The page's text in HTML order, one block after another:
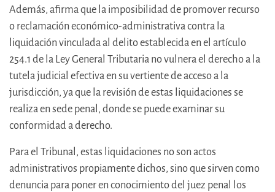
Además, afirma que la imposibilidad de promover recurso
o reclamación económico-administrativa contra la
liquidación vinculada al delito establecida en el artículo
254.1 de la Ley General Tributaria no vulnera el derecho a la
tutela judicial efectiva en su vertiente de acceso a la
jurisdicción, ya que la revisión de estas liquidaciones se
realiza en sede penal, donde se puede examinar su
conformidad a derecho.
Para el Tribunal, estas liquidaciones no son actos
administrativos propiamente dichos, sino que sirven como
denuncia para poner en conocimiento del juez penal los